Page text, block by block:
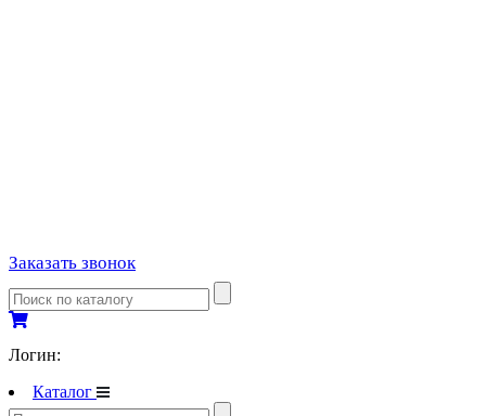
Заказать звонок
Логин:
Каталог
Полипропиленовые трубы и фитинги
Полипропиленовые трубы и фитинги
Полипропиленовые трубы и фитинги VALTEC
Полотенцесушители